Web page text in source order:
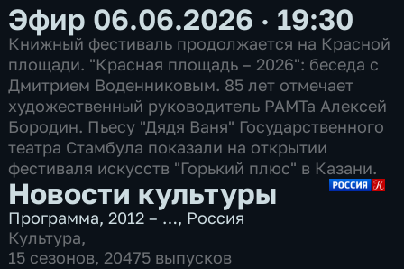
Казани
Эфир 06.06.2026 · 19:30
Книжный фестиваль продолжается на Красной
площади. "Красная площадь – 2026": беседа с
Дмитрием Воденниковым. 85 лет отмечает
художественный руководитель РАМТа Алексей
Бородин. Пьесу "Дядя Ваня" Государственного
театра Стамбула показали на открытии
фестиваля искусств "Горький плюс" в Казани.
Новости культуры
Программа,2012 – …, Россия
Культура,
15 сезонов, 20475 выпусков